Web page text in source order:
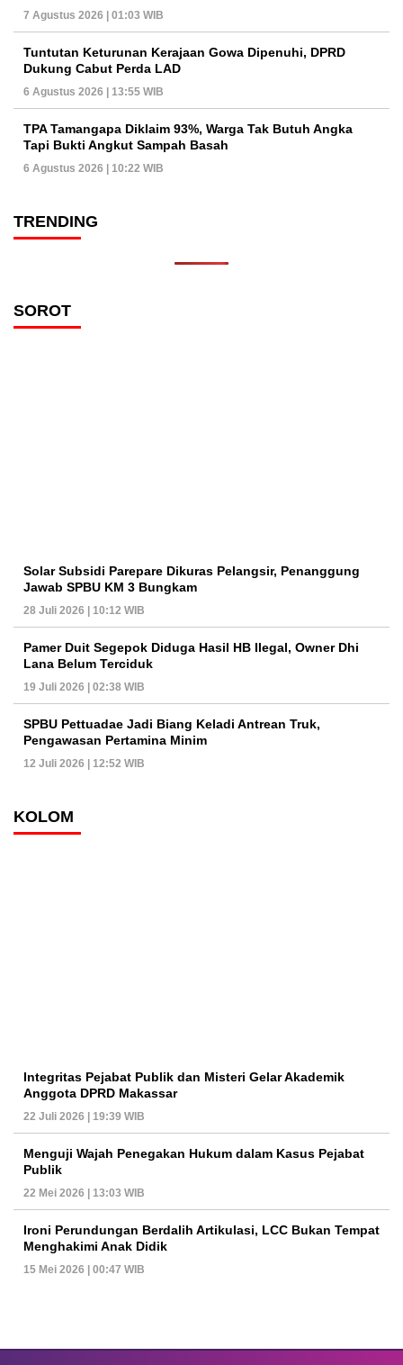
7 Agustus 2026 | 01:03 WIB
Tuntutan Keturunan Kerajaan Gowa Dipenuhi, DPRD
Dukung Cabut Perda LAD
6 Agustus 2026 | 13:55 WIB
TPA Tamangapa Diklaim 93%, Warga Tak Butuh Angka
Tapi Bukti Angkut Sampah Basah
6 Agustus 2026 | 10:22 WIB
TRENDING
SOROT
Solar Subsidi Parepare Dikuras Pelangsir, Penanggung
Jawab SPBU KM 3 Bungkam
28 Juli 2026 | 10:12 WIB
Pamer Duit Segepok Diduga Hasil HB Ilegal, Owner Dhi
Lana Belum Terciduk
19 Juli 2026 | 02:38 WIB
SPBU Pettuadae Jadi Biang Keladi Antrean Truk,
Pengawasan Pertamina Minim
12 Juli 2026 | 12:52 WIB
KOLOM
Integritas Pejabat Publik dan Misteri Gelar Akademik
Anggota DPRD Makassar
22 Juli 2026 | 19:39 WIB
Menguji Wajah Penegakan Hukum dalam Kasus Pejabat
Publik
22 Mei 2026 | 13:03 WIB
Ironi Perundungan Berdalih Artikulasi, LCC Bukan Tempat
Menghakimi Anak Didik
15 Mei 2026 | 00:47 WIB